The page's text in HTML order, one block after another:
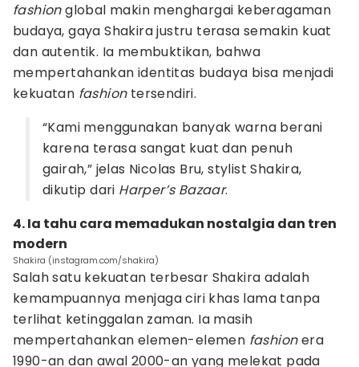
fashionglobal makin menghargai keberagaman
budaya, gaya Shakira justru terasa semakin kuat
dan autentik. Ia membuktikan, bahwa
mempertahankan identitas budaya bisa menjadi
kekuatan fashion tersendiri.
“Kami menggunakan banyak warna berani
karena terasa sangat kuat dan penuh
gairah,” jelas Nicolas Bru, stylist Shakira,
dikutip dari Harper’s Bazaar.
4. Ia tahu cara memadukan nostalgia dan tren
modern
Shakira (instagram.com/shakira)
Salah satu kekuatan terbesar Shakira adalah
kemampuannya menjaga ciri khas lama tanpa
terlihat ketinggalan zaman. Ia masih
mempertahankan elemen-elemen fashionera
1990-an dan awal 2000-an yang melekat pada